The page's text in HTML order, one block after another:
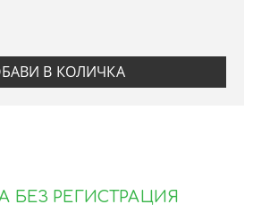
БЕЗ РЕГИСТРАЦИЯ